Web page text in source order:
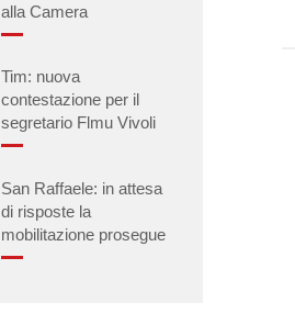
alla Camera
Tim: nuova
contestazione per il
segretario Flmu Vivoli
San Raffaele: in attesa
di risposte la
mobilitazione prosegue